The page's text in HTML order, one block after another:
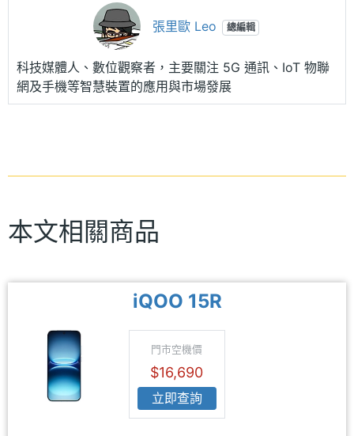
張里歐 Leo 總編輯
科技媒體人、數位觀察者，主要關注 5G 通訊、IoT 物聯
網及手機等智慧裝置的應用與市場發展
本文相關商品
iQOO 15R
門市空機價
$16,690
立即查詢